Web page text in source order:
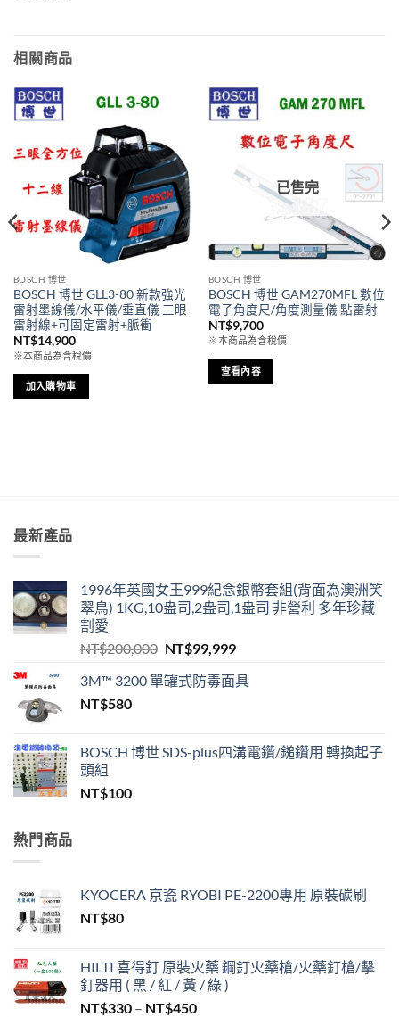
相關商品
BOSCH 博世
BOSCH 博世 GLL3-80 新款強光
雷射墨線儀/水平儀/垂直儀 三眼
雷射線+可固定雷射+脈衝
NT$14,900
※本商品為含稅價
加入購物車
已售完
BOSCH 博世
BOSCH 博世 GAM270MFL 數位
電子角度尺/角度測量儀 點雷射
NT$9,700
※本商品為含稅價
查看內容
最新產品
1996年英國女王999紀念銀幣套組(背面為澳洲笑
翠鳥) 1KG,10盎司,2盎司,1盎司 非營利 多年珍藏
割愛
NT$200,000 原
價
NT$99,999目
價
3M™ 3200 單罐式防毒面具
NT$580
BOSCH 博世 SDS-plus四溝電鑽/鎚鑽用 轉換起子
頭組
NT$100
熱門商品
KYOCERA 京瓷 RYOBI PE-2200專用 原裝碳刷
NT$80
HILTI 喜得釘 原裝火藥 鋼釘火藥槍/火藥釘槍/擊
釘器用 ( 黑 / 紅 / 黃 / 綠 )
NT$330 – NT$450價